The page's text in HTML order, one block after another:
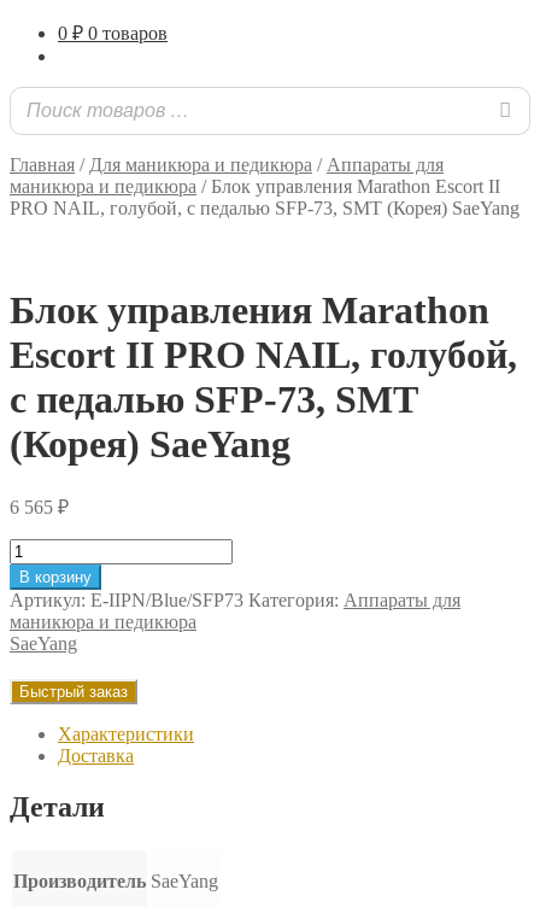
0 ₽ 0 товаров
Главная / Для маникюра и педикюра / Аппараты для
маникюра и педикюра /Блок управления Marathon Escort II
PRO NAIL, голубой, с педалью SFP-73, SMT (Корея) SaeYang
Блок управления Marathon
Escort II PRO NAIL, голубой,
с педалью SFP-73, SMT
(Корея) SaeYang
6 565 ₽
Количество
товара
Блок
управления
Marathon
Escort
II
PRO
голубой,
SFP-
(Корея)
SaeYang
В корзину
Артикул: E-IIPN/Blue/SFP73 Категория: Аппараты для
маникюра и педикюра
SaeYang
Быстрый заказ
Характеристики
Доставка
Детали
Производитель SaeYang